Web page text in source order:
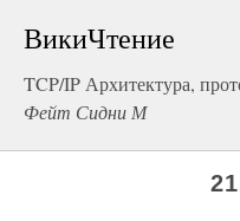
ВикиЧтение
TCP/IP Архитектура,
Фейт Сидни М